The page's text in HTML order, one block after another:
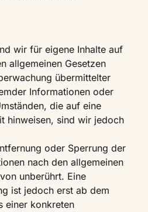
wir für eigene Inhalte auf
allgemeinen Gesetzen
übermittelter
Informationen oder
die auf eine
hinweisen, sind wir jedoch
oder Sperrung der
nach den allgemeinen
unberührt. Eine
ist jedoch erst ab dem
einer konkreten